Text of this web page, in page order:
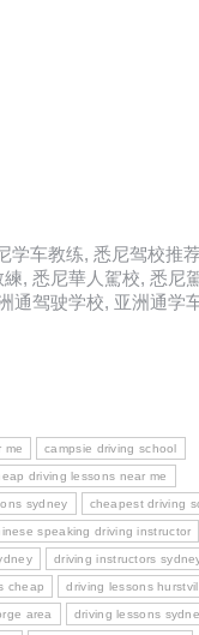
学车教练, 悉尼驾校推
, 悉尼華人駕校, 悉尼
通驾驶学校, 亚洲通学
me campsie driving school
driving lessons near me
sydney cheapest driving
speaking driving instructor
driving instructors
cheap driving lessons
area driving lessons